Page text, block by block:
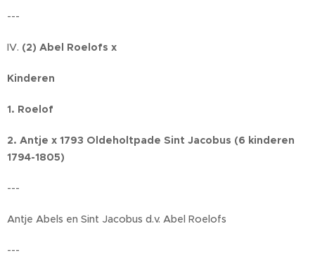
---
IV. (2) Abel Roelofs x
Kinderen
1. Roelof
2. Antje x 1793 Oldeholtpade Sint Jacobus (6 kinderen
1794-1805)
---
Antje Abels en Sint Jacobus d.v. Abel Roelofs
---